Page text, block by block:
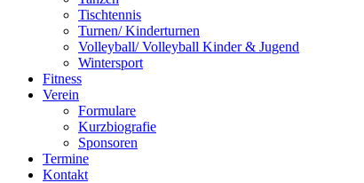
Tischtennis
Turnen/ Kinderturnen
Volleyball/ Volleyball Kinder & Jugend
Wintersport
Fitness
Verein
Formulare
Kurzbiografie
Sponsoren
Termine
Kontakt